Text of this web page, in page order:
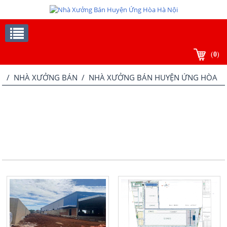
(0)
/ NHÀ XƯỞNG BÁN / NHÀ XƯỞNG BÁN HUYỆN ỨNG HÒA